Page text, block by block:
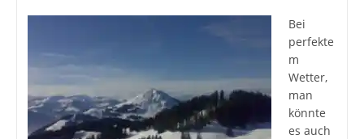
Bei
perfekte
m
Wetter,
man
könnte
es auch